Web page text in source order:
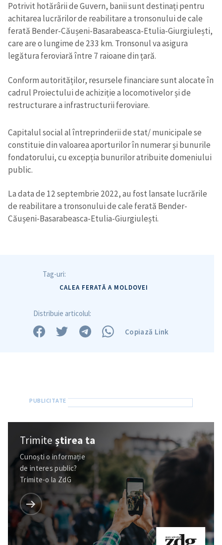
Potrivit hotărârii de Guvern, banii sunt destinați pentru
achitarea lucrărilor de reabilitare a tronsonului de cale
ferată Bender-Căușeni-Basarabeasca-Etulia-Giurgiulești,
care are o lungime de 233 km. Tronsonul va asigura
legătura feroviară între 7 raioane din țară.
Conform autorităților, resursele financiare sunt alocate în
cadrul Proiectului de achiziție a locomotivelor și de
restructurare a infrastructurii feroviare.
Capitalul social al întreprinderii de stat/ municipale se
constituie din valoarea aporturilor în numerar și bunurile
fondatorului, cu excepția bunurilor atribuite domeniului
public.
La data de 12 septembrie 2022, au fost lansate lucrările
de reabilitare a tronsonului de cale ferată Bender-
Căușeni-Basarabeasca-Etulia-Giurgiulești.
Tag-uri:
CALEA FERATĂ A MOLDOVEI
Distribuie articolul:
Copiază Link
Trimiteștirea ta
Cunoști o informație
de interes public?
Trimite-o la ZdG